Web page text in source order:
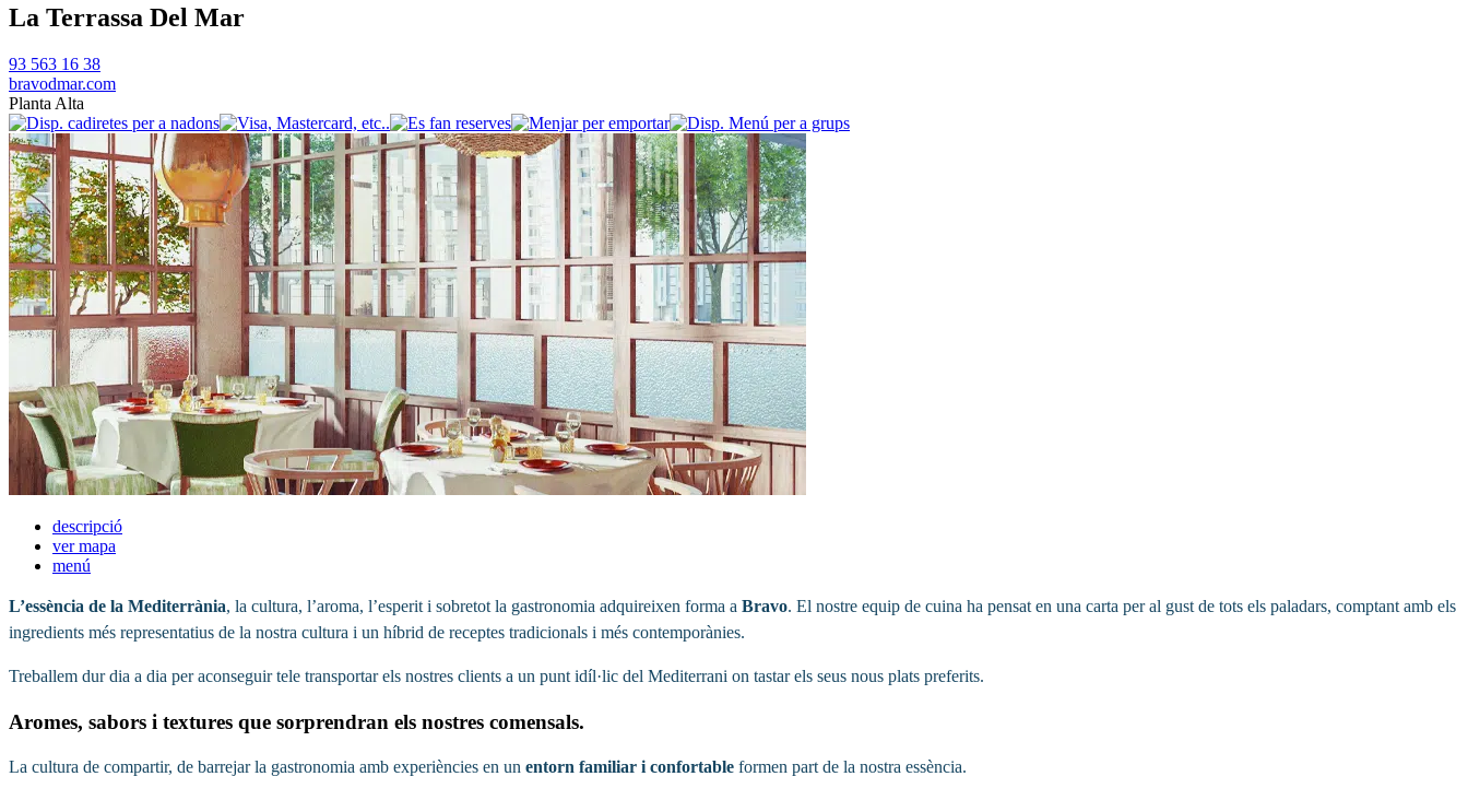
La Terrassa Del Mar
93 563 16 38
bravodmar.com
Planta Alta
descripció
ver mapa
menú
L’essència de la Mediterrània, la cultura, l’aroma, l’esperit i sobretot la gastronomia adquireixen forma a Bravo. El nostre equip de cuina ha pensat en una carta per al gust de tots els paladars, comptant amb els
ingredients més representatius de la nostra cultura i un híbrid de receptes tradicionals i més contemporànies.
Treballem dur dia a dia per aconseguir tele transportar els nostres clients a un punt idíl·lic del Mediterrani on tastar els seus nous plats preferits.
Aromes, sabors i textures que sorprendran els nostres comensals.
La cultura de compartir, de barrejar la gastronomia amb experiències en un entorn familiar i confortable formen part de la nostra essència.